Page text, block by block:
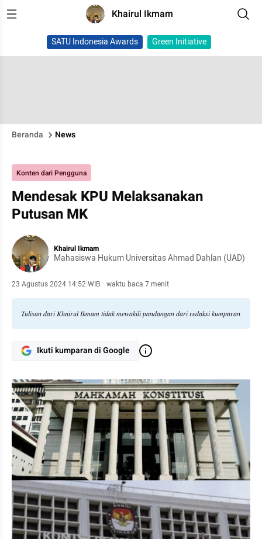
Khairul Ikmam
SATU Indonesia Awards Green Initiative
Beranda News
Konten dari Pengguna
Mendesak KPU Melaksanakan
Putusan MK
Khairul Ikmam
Mahasiswa Hukum Universitas Ahmad Dahlan (UAD)
23 Agustus 2024 14:52 WIB · waktu baca 7 menit
Tulisan dari Khairul Ikmam tidak mewakili pandangan dari redaksi kumparan
Ikuti kumparan di Google